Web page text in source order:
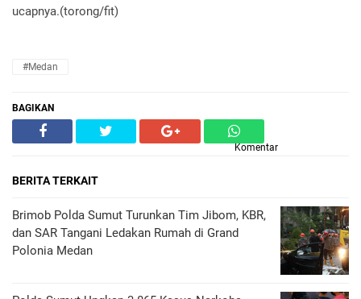
ucapnya.(torong/fit)
#Medan
BAGIKAN
Komentar
BERITA TERKAIT
Brimob Polda Sumut Turunkan Tim Jibom, KBR,
dan SAR Tangani Ledakan Rumah di Grand
Polonia Medan